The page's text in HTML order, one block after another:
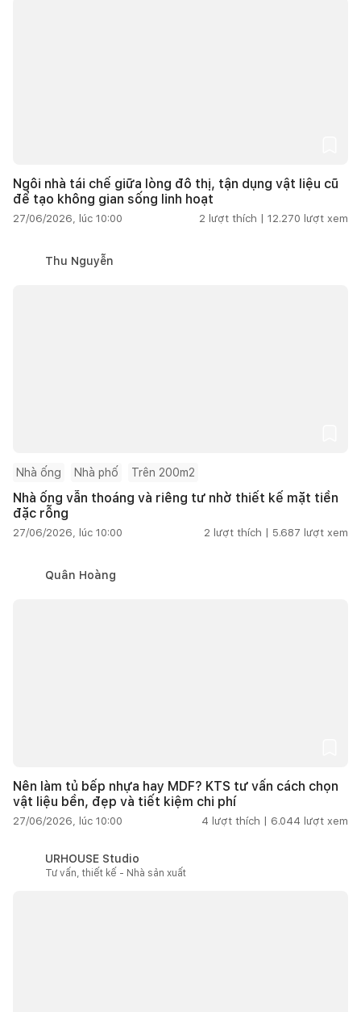
Ngôi nhà tái chế giữa lòng đô thị, tận dụng vật liệu cũ
để tạo không gian sống linh hoạt
27/06/2026, lúc 10:00 2 lượt thích | 12.270 lượt xem
Thu Nguyễn
Nhà ống Nhà phố Trên 200m2
Nhà ống vẫn thoáng và riêng tư nhờ thiết kế mặt tiền
đặc rỗng
27/06/2026, lúc 10:00 2 lượt thích | 5.687 lượt xem
Quân Hoàng
Nên làm tủ bếp nhựa hay MDF? KTS tư vấn cách chọn
vật liệu bền, đẹp và tiết kiệm chi phí
27/06/2026, lúc 10:00 4 lượt thích | 6.044 lượt xem
URHOUSE Studio
Tư vấn, thiết kế - Nhà sản xuất